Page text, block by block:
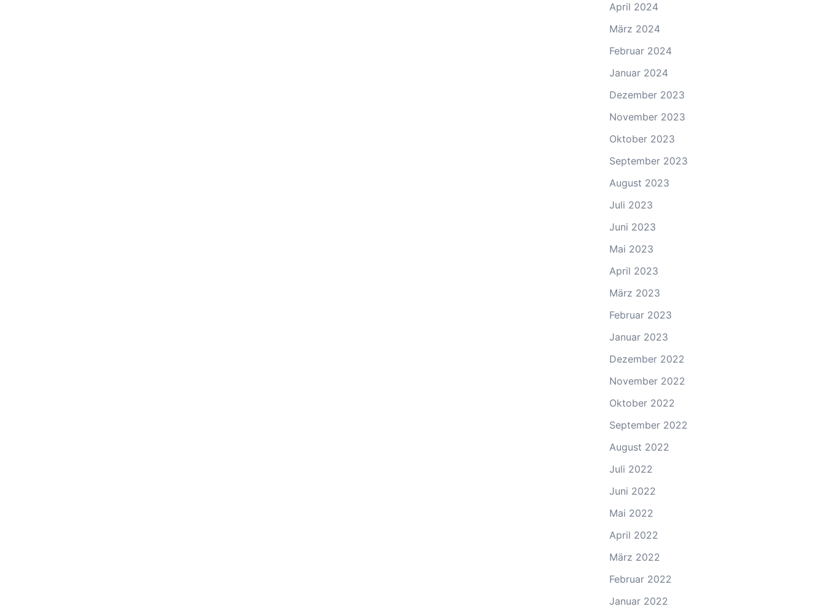
April 2024
März 2024
Februar 2024
Januar 2024
Dezember 2023
November 2023
Oktober 2023
September 2023
August 2023
Juli 2023
Juni 2023
Mai 2023
April 2023
März 2023
Februar 2023
Januar 2023
Dezember 2022
November 2022
Oktober 2022
September 2022
August 2022
Juli 2022
Juni 2022
Mai 2022
April 2022
März 2022
Februar 2022
Januar 2022